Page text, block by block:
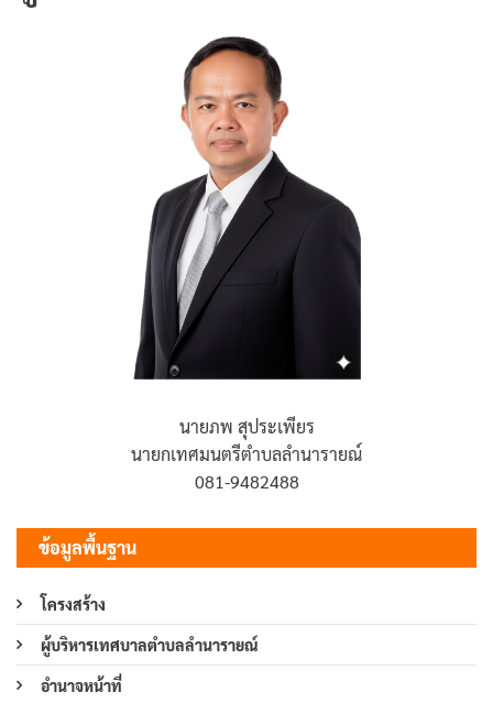
นายภพ สุประเพียร
นายกเทศมนตรีตำบลลำนารายณ์
081-9482488
ข้อมูลพื้นฐาน
โครงสร้าง
ผู้บริหารเทศบาลตำบลลำนารายณ์
อำนาจหน้าที่